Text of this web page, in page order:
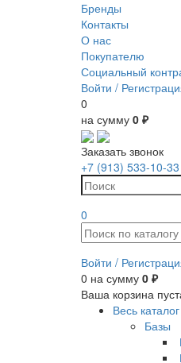
Бренды
Контакты
О нас
Покупателю
Социальный
Войти /
0
на сумму 0 ₽
Заказать звонок
+7 (913) 533-10-33
0
Войти /
0 на сумму 0 ₽
Ваша корзина
Весь каталог
Базы